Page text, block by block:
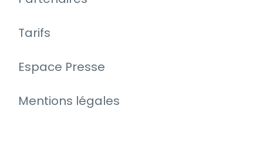
Tarifs
Espace Presse
Mentions légales